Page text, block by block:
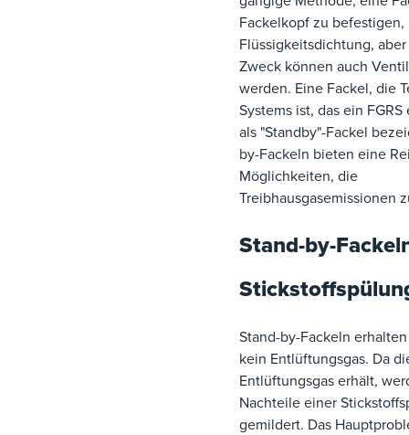
Fackelkopf zu
Flüssigkeitsdichtung,
Zweck können auch
werden. Eine Fackel, die
Systems ist, das ein
als "Standby"-Fackel
by-Fackeln bieten eine
Möglichkeiten, die
Treibhausgasemissionen
Stand-by-
Stand-by-Fackeln
kein Entlüftungsgas. Da
Entlüftungsgas erhält,
Nachteile einer
gemildert. Das